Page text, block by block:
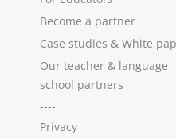
Become a partner
Case studies & White
Our teacher & language
school partners
----
Privacy